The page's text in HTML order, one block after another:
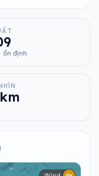
ổn định